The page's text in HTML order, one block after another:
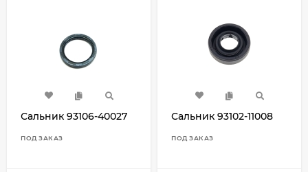
Сальник 93106-40027
ПОД ЗАКАЗ
Сальник 93102-11008
ПОД ЗАКАЗ